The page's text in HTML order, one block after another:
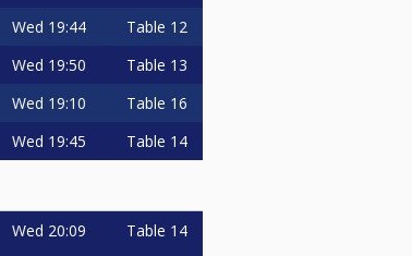
Wed 19:44 Table 12
Wed 19:50 Table 13
Wed 19:10 Table 16
Wed 19:45 Table 14
Wed 20:09 Table 14